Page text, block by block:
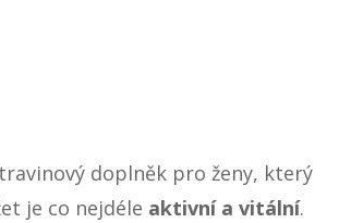
doplněk pro ženy, který
je co nejdéle aktivní a vitální.